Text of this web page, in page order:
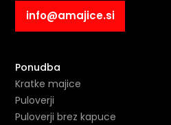
info@amajice.si
Ponudba
Kratke majice
Puloverji
Puloverji brez kapuce